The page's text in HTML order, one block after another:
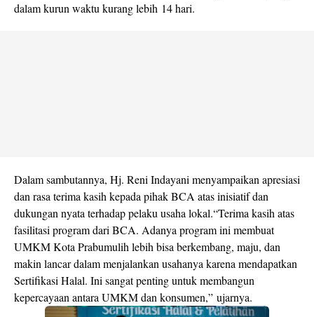
dalam kurun waktu kurang lebih 14 hari.
Dalam sambutannya, Hj. Reni Indayani menyampaikan apresiasi
dan rasa terima kasih kepada pihak BCA atas inisiatif dan
dukungan nyata terhadap pelaku usaha lokal.“Terima kasih atas
fasilitasi program dari BCA. Adanya program ini membuat
UMKM Kota Prabumulih lebih bisa berkembang, maju, dan
makin lancar dalam menjalankan usahanya karena mendapatkan
Sertifikasi Halal. Ini sangat penting untuk membangun
kepercayaan antara UMKM dan konsumen,” ujarnya.